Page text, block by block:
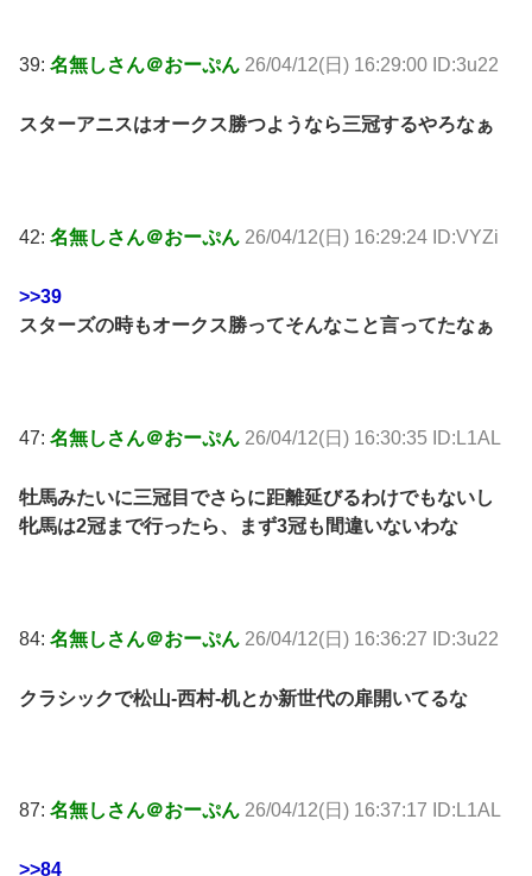
39: 名無しさん＠おーぷん 26/04/12(日) 16:29:00 ID:3u22
スターアニスはオークス勝つようなら三冠するやろなぁ
42: 名無しさん＠おーぷん 26/04/12(日) 16:29:24 ID:VYZi
>>39
スターズの時もオークス勝ってそんなこと言ってたなぁ
47: 名無しさん＠おーぷん 26/04/12(日) 16:30:35 ID:L1AL
牡馬みたいに三冠目でさらに距離延びるわけでもないし
牝馬は2冠まで行ったら、まず3冠も間違いないわな
84: 名無しさん＠おーぷん 26/04/12(日) 16:36:27 ID:3u22
クラシックで松山-西村-机とか新世代の扉開いてるな
87: 名無しさん＠おーぷん 26/04/12(日) 16:37:17 ID:L1AL
>>84